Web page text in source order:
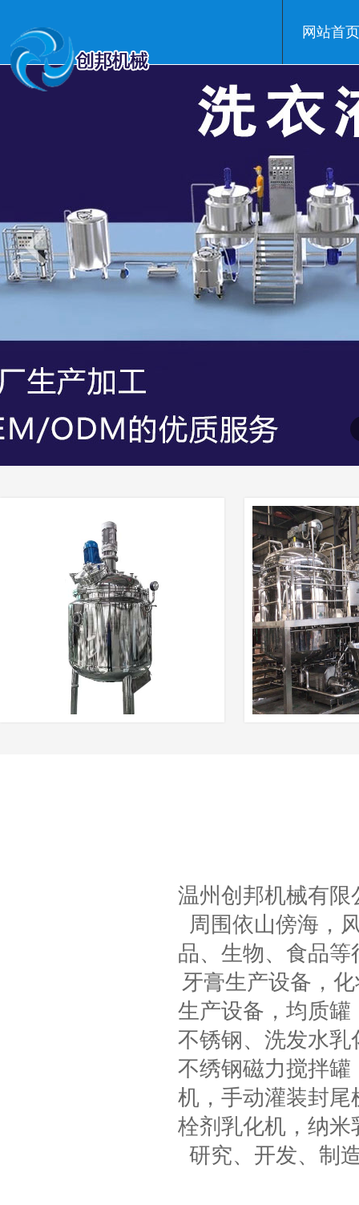
网站首页
温州创邦机械有
周围依山傍海，
品、生物、食品
牙膏生产设备，
生产设备，均质
不锈钢、洗发水
不绣钢磁力搅拌
机，手动灌装封
栓剂乳化机，纳
研究、开发、制